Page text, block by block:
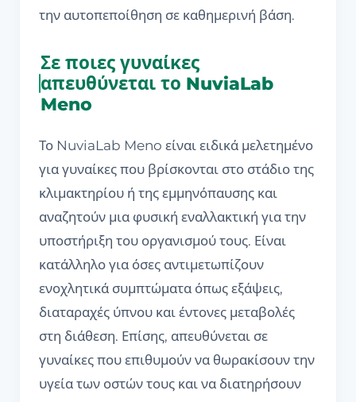
την αυτοπεποίθηση σε καθημερινή βάση.
Σε ποιες γυναίκες
απευθύνεται το NuviaLab
Meno
Το NuviaLab Meno είναι ειδικά μελετημένο
για γυναίκες που βρίσκονται στο στάδιο της
κλιμακτηρίου ή της εμμηνόπαυσης και
αναζητούν μια φυσική εναλλακτική για την
υποστήριξη του οργανισμού τους. Είναι
κατάλληλο για όσες αντιμετωπίζουν
ενοχλητικά συμπτώματα όπως εξάψεις,
διαταραχές ύπνου και έντονες μεταβολές
στη διάθεση. Επίσης, απευθύνεται σε
γυναίκες που επιθυμούν να θωρακίσουν την
υγεία των οστών τους και να διατηρήσουν